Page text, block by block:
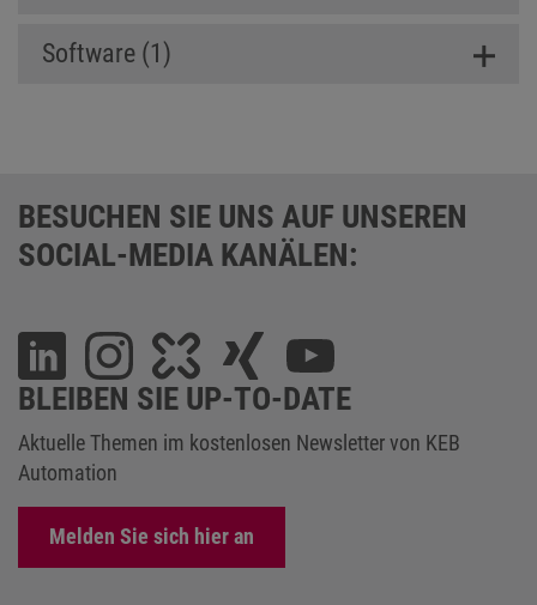
Software (1)
BESUCHEN SIE UNS AUF UNSEREN
SOCIAL-MEDIA KANÄLEN:
BLEIBEN SIE UP-TO-DATE
Aktuelle Themen im kostenlosen Newsletter von KEB
Automation
Melden Sie sich hier an